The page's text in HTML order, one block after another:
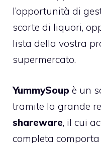
l’opportunità di
scorte di liquori,
lista della vostra
supermercato.
YummySoup è un
tramite la grande
shareware, il cui
completa